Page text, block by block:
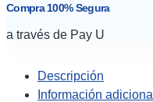
Compra 100% Segura
a través de Pay U
Descripción
Información adicional